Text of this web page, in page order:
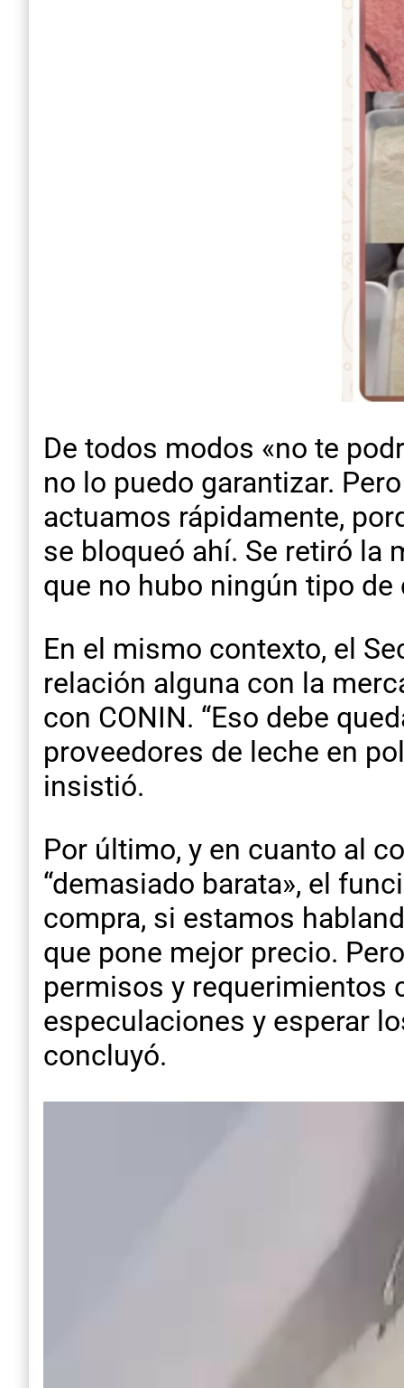
De todos modos «no te
no lo puedo garantizar.
actuamos rápidamente,
se bloqueó ahí. Se retiró la
que no hubo ningún tipo
En el mismo contexto, el
relación alguna con la
con CONIN. “Eso debe
proveedores de leche en
insistió.
Por último, y en cuanto al
“demasiado barata», el
compra, si estamos
que pone mejor precio.
permisos y requerimientos
especulaciones y esperar
concluyó.